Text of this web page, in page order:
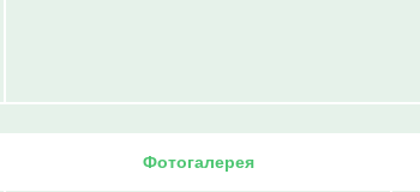
Фотогалерея